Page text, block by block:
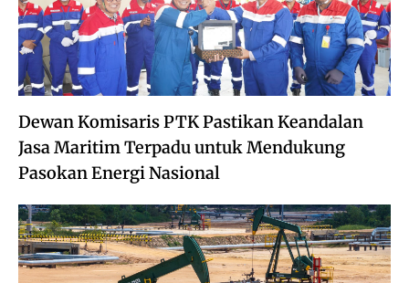
Dewan Komisaris PTK Pastikan Keandalan
Jasa Maritim Terpadu untuk Mendukung
Pasokan Energi Nasional